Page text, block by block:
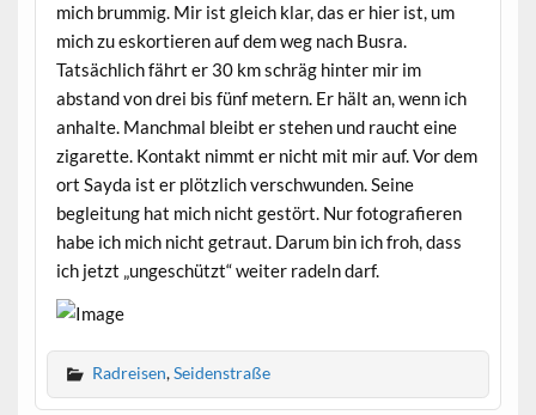
mich brummig. Mir ist gleich klar, das er hier ist, um
mich zu eskortieren auf dem weg nach Busra.
Tatsächlich fährt er 30 km schräg hinter mir im
abstand von drei bis fünf metern. Er hält an, wenn ich
anhalte. Manchmal bleibt er stehen und raucht eine
zigarette. Kontakt nimmt er nicht mit mir auf. Vor dem
ort Sayda ist er plötzlich verschwunden. Seine
begleitung hat mich nicht gestört. Nur fotografieren
habe ich mich nicht getraut. Darum bin ich froh, dass
ich jetzt „ungeschützt“ weiter radeln darf.
Radreisen,Seidenstraße